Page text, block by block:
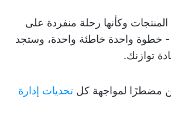
وكأنها رحلة منفردة على
- خطوة واحدة خاطئة واحدة، وستجد
توازنك.
مضطرًا لمواجهة كل تحديات إدارة